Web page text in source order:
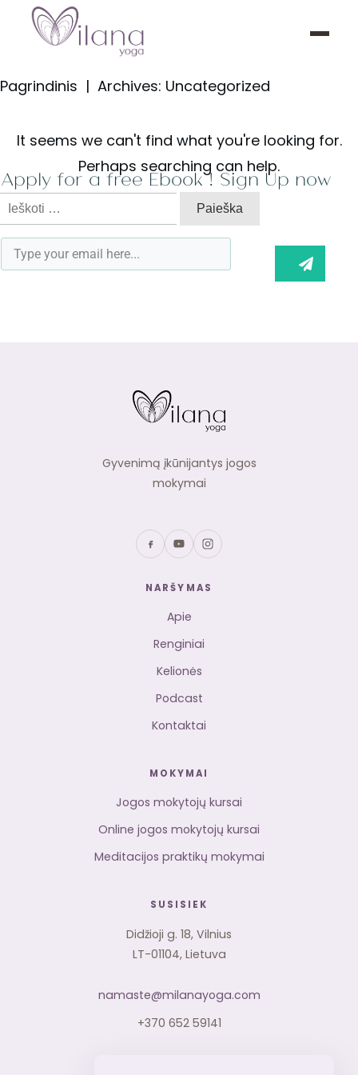
Pagrindinis | Archives: Uncategorized
It seems we can't find what you're looking for.
Perhaps searching can help.
Ieškoti:
Apply for a free Ebook ! Sign Up now
Gyvenimą įkūnijantys jogos
mokymai
NARŠYMAS
Apie
Renginiai
Kelionės
Podcast
Kontaktai
MOKYMAI
Jogos mokytojų kursai
Online jogos mokytojų kursai
Meditacijos praktikų mokymai
SUSISIEK
Didžioji g. 18, Vilnius
LT-01104, Lietuva
namaste@milanayoga.com
+370 652 59141